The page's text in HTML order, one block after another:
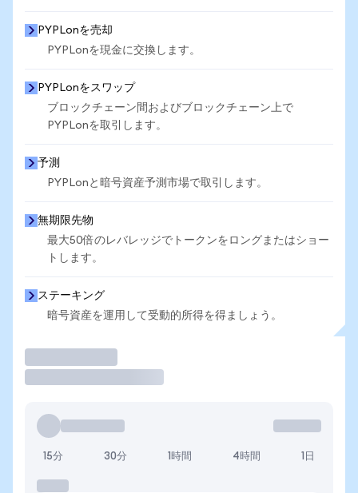
PYPLonを売却
PYPLonを現金に交換します。
PYPLonをスワップ
ブロックチェーン間およびブロックチェーン上で
PYPLonを取引します。
予測
PYPLonと暗号資産予測市場で取引します。
無期限先物
最大50倍のレバレッジでトークンをロングまたはショー
トします。
ステーキング
暗号資産を運用して受動的所得を得ましょう。
15分 30分 1時間 4時間 1日